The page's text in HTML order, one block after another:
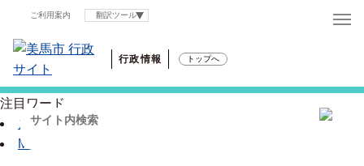
翻訳ツール
ご利用案内
行政情報 トップへ
注目ワード
スマート窓口申請
MIMACA